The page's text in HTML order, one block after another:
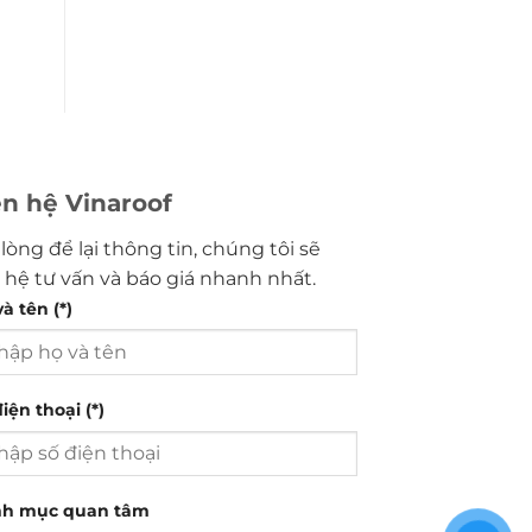
hệ Vinaroof
để lại thông tin, chúng tôi sẽ
hệ tư vấn và báo giá nhanh nhất.
tên (*)
thoại (*)
mục quan tâm